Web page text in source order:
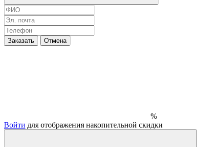
Заказать Отмена
%
Войти для отображения накопительной скидки